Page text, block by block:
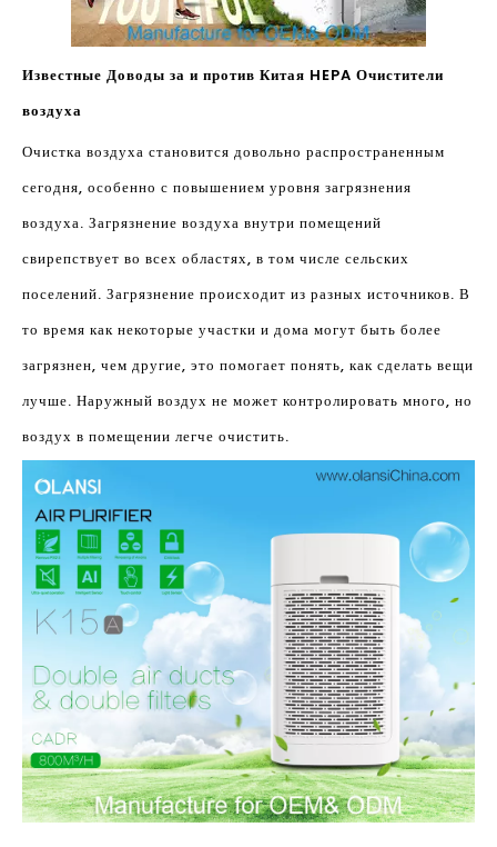
Известные Доводы за и против Китая HEPA Очистители
воздуха
Очистка воздуха становится довольно распространенным
сегодня, особенно с повышением уровня загрязнения
воздуха. Загрязнение воздуха внутри помещений
свирепствует во всех областях, в том числе сельских
поселений. Загрязнение происходит из разных источников. В
то время как некоторые участки и дома могут быть более
загрязнен, чем другие, это помогает понять, как сделать вещи
лучше. Наружный воздух не может контролировать много, но
воздух в помещении легче очистить.